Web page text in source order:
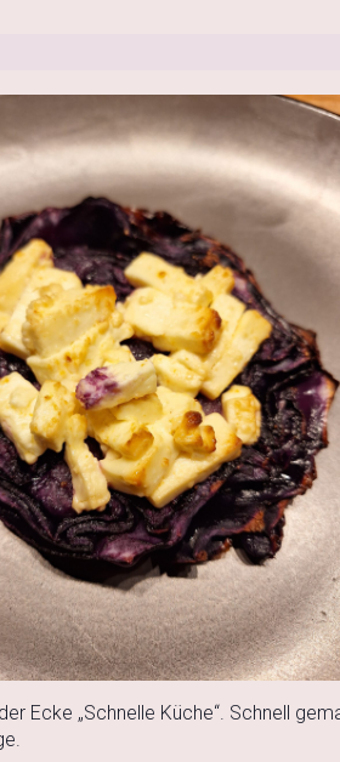
Ecke „Schnelle Küche“. Schnell